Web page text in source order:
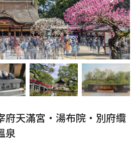
府天滿宮・湯布院・別府纜
泉